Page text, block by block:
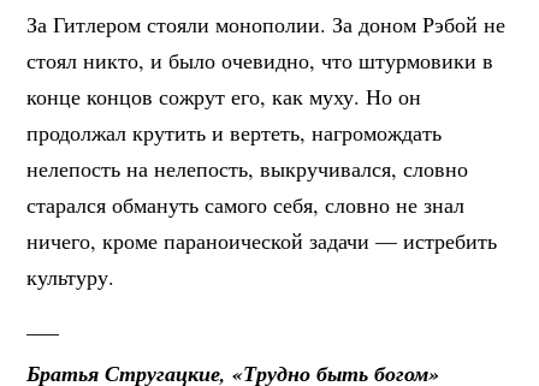
За Гитлером стояли монополии. За доном Рэбой не
стоял никто, и было очевидно, что штурмовики в
конце концов сожрут его, как муху. Но он
продолжал крутить и вертеть, нагромождать
нелепость на нелепость, выкручивался, словно
старался обмануть самого себя, словно не знал
ничего, кроме параноической задачи — истребить
культуру.
Братья Стругацкие, «Трудно быть богом»